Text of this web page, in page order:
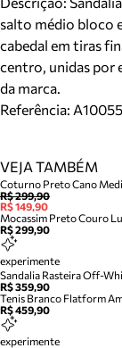
salto médio bloco
cabedal em tiras
centro, unidas por
da marca.
Referência:
VEJA TAMBÉM
Coturno Preto Cano
R$ 299,90
R$ 149,90
Mocassim Preto Couro
R$ 299,90
experimente
Sandalia Rasteira Off-
R$ 359,90
Tenis Branco Flatform
R$ 459,90
experimente